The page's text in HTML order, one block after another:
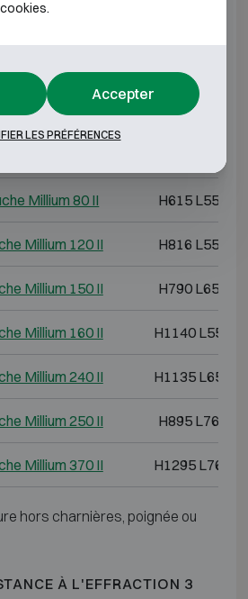
Dimensions
Millium 80 II H615 L555
Millium 120 II H816 L555
Millium 150 II H790 L655
Millium 160 II H1140 L555
Millium 240 II H1135 L655
Millium 250 II H895 L765
Millium 370 II H1295 L765
hors charnières, poignée ou
À L'EFFRACTION 3
Accepter
LES PRÉFÉRENCES